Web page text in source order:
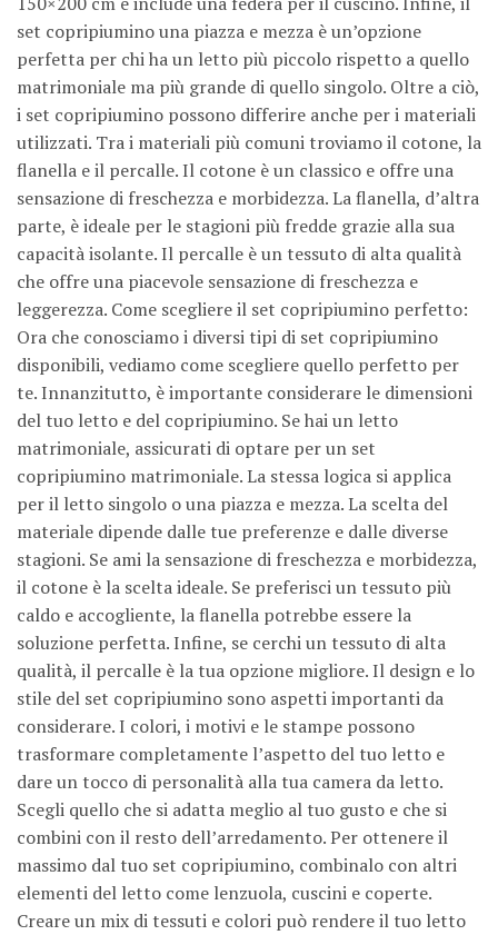
set copripiumino una piazza e mezza è un’opzione
perfetta per chi ha un letto più piccolo rispetto a quello
matrimoniale ma più grande di quello singolo. Oltre a ciò,
i set copripiumino possono differire anche per i materiali
utilizzati. Tra i materiali più comuni troviamo il cotone, la
flanella e il percalle. Il cotone è un classico e offre una
sensazione di freschezza e morbidezza. La flanella, d’altra
parte, è ideale per le stagioni più fredde grazie alla sua
capacità isolante. Il percalle è un tessuto di alta qualità
che offre una piacevole sensazione di freschezza e
leggerezza. Come scegliere il set copripiumino perfetto:
Ora che conosciamo i diversi tipi di set copripiumino
disponibili, vediamo come scegliere quello perfetto per
te. Innanzitutto, è importante considerare le dimensioni
del tuo letto e del copripiumino. Se hai un letto
matrimoniale, assicurati di optare per un set
copripiumino matrimoniale. La stessa logica si applica
per il letto singolo o una piazza e mezza. La scelta del
materiale dipende dalle tue preferenze e dalle diverse
stagioni. Se ami la sensazione di freschezza e morbidezza,
il cotone è la scelta ideale. Se preferisci un tessuto più
caldo e accogliente, la flanella potrebbe essere la
soluzione perfetta. Infine, se cerchi un tessuto di alta
qualità, il percalle è la tua opzione migliore. Il design e lo
stile del set copripiumino sono aspetti importanti da
considerare. I colori, i motivi e le stampe possono
trasformare completamente l’aspetto del tuo letto e
dare un tocco di personalità alla tua camera da letto.
Scegli quello che si adatta meglio al tuo gusto e che si
combini con il resto dell’arredamento. Per ottenere il
massimo dal tuo set copripiumino, combinalo con altri
elementi del letto come lenzuola, cuscini e coperte.
Creare un mix di tessuti e colori può rendere il tuo letto